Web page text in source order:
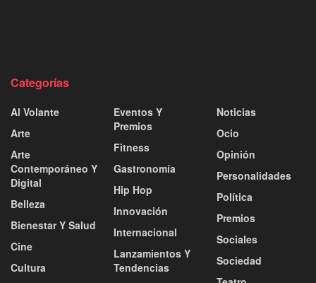
Categorías
Al Volante
Arte
Arte
Contemporáneo Y
Digital
Belleza
Bienestar Y Salud
Cine
Cultura
Eventos Y
Premios
Fitness
Gastronomía
Hip Hop
Innovación
Internacional
Lanzamientos Y
Tendencias
Noticias
Ocio
Opinión
Personalidades
Política
Premios
Sociales
Sociedad